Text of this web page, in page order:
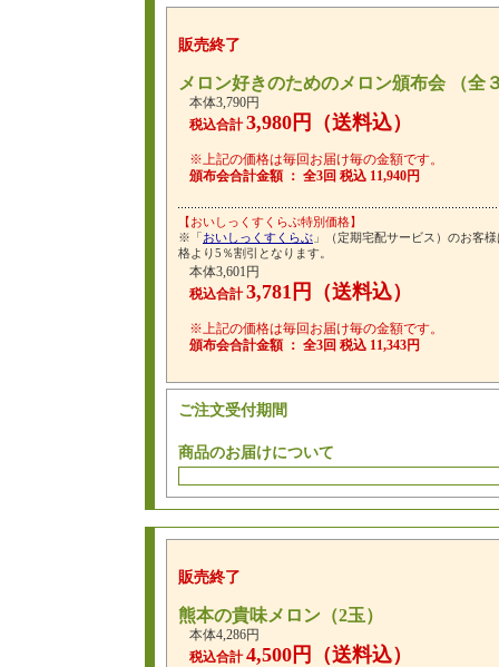
販売終了
メロン好きのためのメロン頒布会 （全
本体3,790円
税込合計3,980円（送料込）
※上記の価格は毎回お届け毎の金額です。
頒布会合計金額 ： 全3回 税込 11,940円
【おいしっくすくらぶ特別価格】
※「おいしっくすくらぶ 」（定期宅配サービス）のお客
格より5％割引となります。
本体3,601円
税込合計3,781円（送料込）
※上記の価格は毎回お届け毎の金額です。
頒布会合計金額 ： 全3回 税込 11,343円
ご注文受付期間
商品のお届けについて
販売終了
熊本の貴味メロン（2玉）
本体4,286円
税込合計4,500円（送料込）